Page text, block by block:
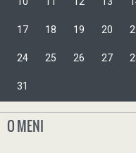
17 18 19 20
24 25 26 27
31
O MENI